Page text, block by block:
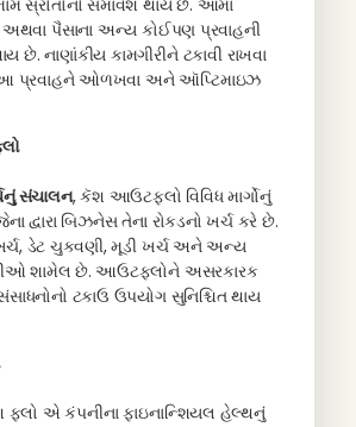
સ્રોતોનો સમાવેશ થાય છે. આમાં
અથવા પૈસાના અન્ય કોઈપણ પ્રવાહની
નાણાંકીય કામગીરીને ટકાવી રાખવા
આ પ્રવાહને ઓળખવા અને ઑપ્ટિમાઇઝ
સંચાલન, કૅશ આઉટફ્લો વિવિધ માર્ગોનું
દ્વારા બિઝનેસ તેના રોકડનો ખર્ચ કરે છે.
ડેટ ચુકવણી, મૂડી ખર્ચ અને અન્ય
શામેલ છે. આઉટફ્લોને અસરકારક
ટકાઉ ઉપયોગ સુનિશ્ચિત થાય
એ કંપનીના ફાઇનાન્શિયલ હેલ્થનું